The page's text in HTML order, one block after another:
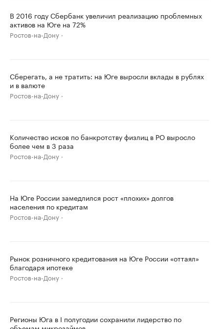
В 2016 году Сбербанк увеличил реализацию проблемных
активов на Юге на 72%
Ростов-на-Дону
Сберегать, а не тратить: на Юге выросли вклады в рублях
и в валюте
Ростов-на-Дону
Количество исков по банкротству физлиц в РО выросло
более чем в 3 раза
Ростов-на-Дону
На Юге России замедлился рост «плохих» долгов
населения по кредитам
Ростов-на-Дону
Рынок розничного кредитования на Юге России «оттаял»
благодаря ипотеке
Ростов-на-Дону
Регионы Юга в I полугодии сохранили лидерство по